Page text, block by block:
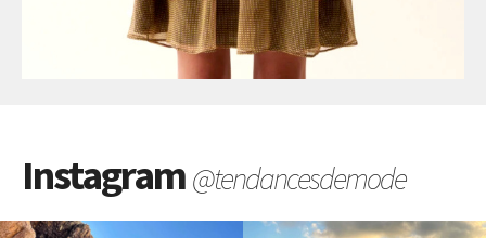
Instagram@tendancesdemode